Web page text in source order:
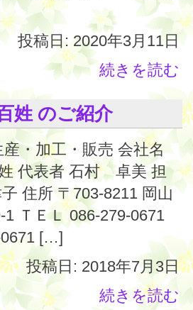
投稿日: 2020年3月11日
続きを読む
姓 のご紹介
・加工・販売 会社名
代表者 石村 卓美 担
住所 〒703-8211 岡山
ＴＥＬ 086-279-0671
0671 […]
投稿日: 2018年7月3日
続きを読む